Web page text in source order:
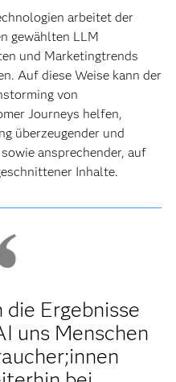
arbeitet der
gewählten LLM
und Marketingtrends
Auf diese Weise kann der
von
Journeys helfen,
überzeugender und
ansprechender, auf
Inhalte.
die Ergebnisse
uns Menschen